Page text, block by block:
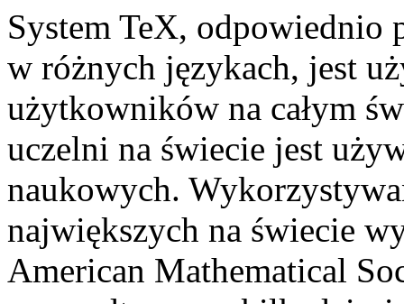
System TeX, odpowiednio
w różnych językach, jest
użytkowników na całym
uczelni na świecie jest
naukowych.
największych na świecie
American Mathematical